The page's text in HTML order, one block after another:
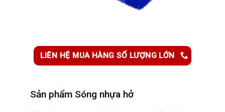
LIÊN HỆ MUA HÀNG SỐ LƯỢNG LỚN
Sản phẩm Sóng nhựa hở